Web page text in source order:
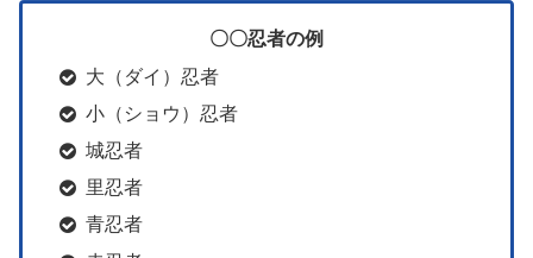
〇〇忍者の例
大（ダイ）忍者
小（ショウ）忍者
城忍者
里忍者
青忍者